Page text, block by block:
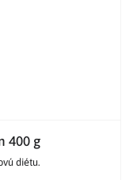
400 g
diétu.